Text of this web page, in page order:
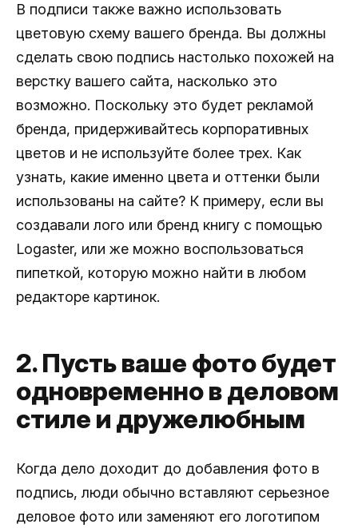
В подписи также важно использовать
цветовую схему вашего бренда. Вы должны
сделать свою подпись настолько похожей на
верстку вашего сайта, насколько это
возможно. Поскольку это будет рекламой
бренда, придерживайтесь корпоративных
цветов и не используйте более трех. Как
узнать, какие именно цвета и оттенки были
использованы на сайте? К примеру, если вы
создавали лого или бренд книгу с помощью
Logaster, или же можно воспользоваться
пипеткой, которую можно найти в любом
редакторе картинок.
2. Пусть ваше фото будет
одновременно в деловом
стиле и дружелюбным
Когда дело доходит до добавления фото в
подпись, люди обычно вставляют серьезное
деловое фото или заменяют его логотипом